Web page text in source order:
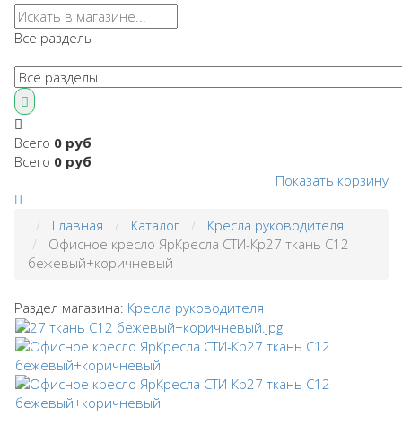
Все разделы
Всего 0 руб
Всего 0 руб
Показать корзину
Главная Каталог
Кресла руководителя
Офисное кресло ЯрКресла СТИ-Кр27 ткань С12
бежевый+коричневый
Раздел магазина: Кресла руководителя